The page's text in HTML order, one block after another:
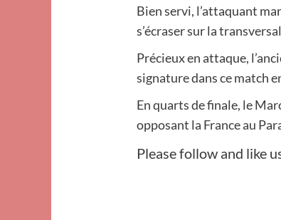
Bien servi, l’attaquant
s’écraser sur la
Précieux en attaque,
signature dans ce match
En quarts de finale, le
opposant la France au
Please follow and like